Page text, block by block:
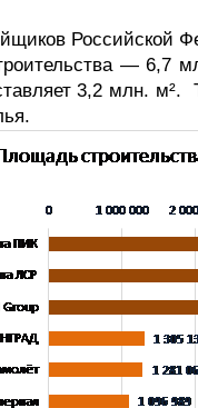
Российской
— 6,7
3,2 млн. м².